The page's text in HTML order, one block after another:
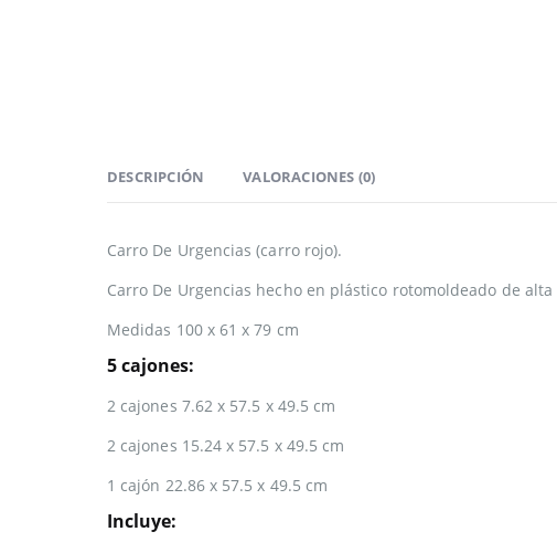
DESCRIPCIÓN VALORACIONES (0)
Carro De Urgencias (carro rojo).
Carro De Urgencias hecho en plástico rotomoldeado de
Medidas 100 x 61 x 79 cm
5 cajones:
2 cajones 7.62 x 57.5 x 49.5 cm
2 cajones 15.24 x 57.5 x 49.5 cm
1 cajón 22.86 x 57.5 x 49.5 cm
Incluye: